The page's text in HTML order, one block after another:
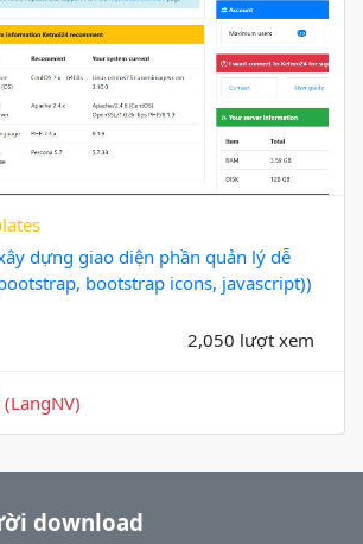
dựng giao diện phần quản lý dễ
bootstrap icons, javascript))
2,050 lượt xem
download